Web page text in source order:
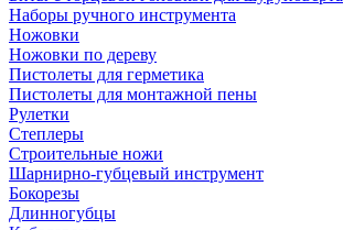
Наборы ручного инструмента
Ножовки
Ножовки по дереву
Пистолеты для герметика
Пистолеты для монтажной пены
Рулетки
Степлеры
Строительные ножи
Шарнирно-губцевый инструмент
Бокорезы
Длинногубцы